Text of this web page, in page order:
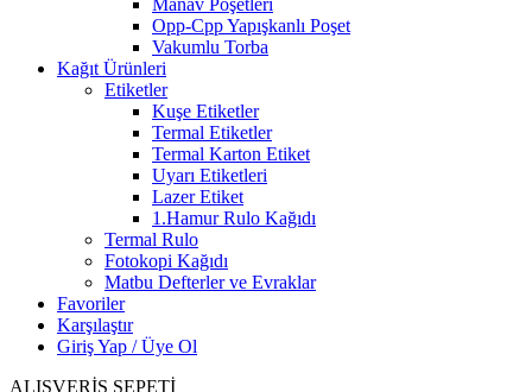
Opp-Cpp Yapışkanlı Poşet
Vakumlu Torba
Kağıt Ürünleri
Etiketler
Kuşe Etiketler
Termal Etiketler
Termal Karton Etiket
Uyarı Etiketleri
Lazer Etiket
1.Hamur Rulo Kağıdı
Termal Rulo
Fotokopi Kağıdı
Matbu Defterler ve Evraklar
Favoriler
Karşılaştır
Giriş Yap / Üye Ol
ALIŞVERİŞ SEPETİ